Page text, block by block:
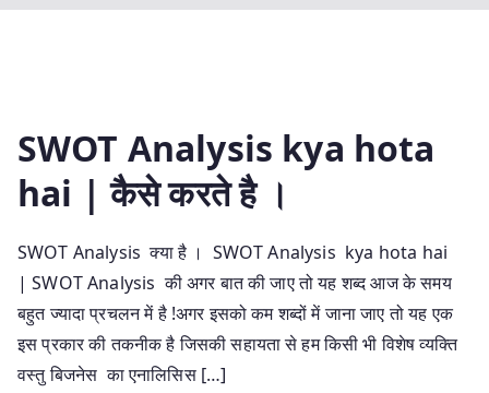
SWOT Analysis kya hota
hai | कैसे करते है ।
SWOT Analysis क्या है । SWOT Analysis kya hota hai
| SWOT Analysis की अगर बात की जाए तो यह शब्द आज के समय
बहुत ज्यादा प्रचलन में है !अगर इसको कम शब्दों में जाना जाए तो यह एक
इस प्रकार की तकनीक है जिसकी सहायता से हम किसी भी विशेष व्यक्ति
वस्तु बिजनेस का एनालिसिस […]